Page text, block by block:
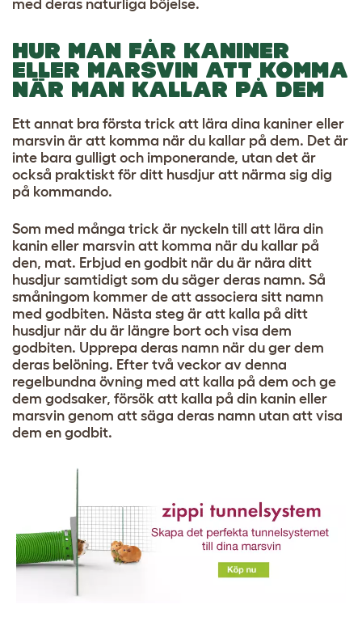
med deras naturliga böjelse.
HUR MAN FÅR KANINER
ELLER MARSVIN ATT KOMMA
NÄR MAN KALLAR PÅ DEM
Ett annat bra första trick att lära dina kaniner eller
marsvin är att komma när du kallar på dem. Det är
inte bara gulligt och imponerande, utan det är
också praktiskt för ditt husdjur att närma sig dig
på kommando.
Som med många trick är nyckeln till att lära din
kanin eller marsvin att komma när du kallar på
den, mat. Erbjud en godbit när du är nära ditt
husdjur samtidigt som du säger deras namn. Så
småningom kommer de att associera sitt namn
med godbiten. Nästa steg är att kalla på ditt
husdjur när du är längre bort och visa dem
godbiten. Upprepa deras namn när du ger dem
deras belöning. Efter två veckor av denna
regelbundna övning med att kalla på dem och ge
dem godsaker, försök att kalla på din kanin eller
marsvin genom att säga deras namn utan att visa
dem en godbit.